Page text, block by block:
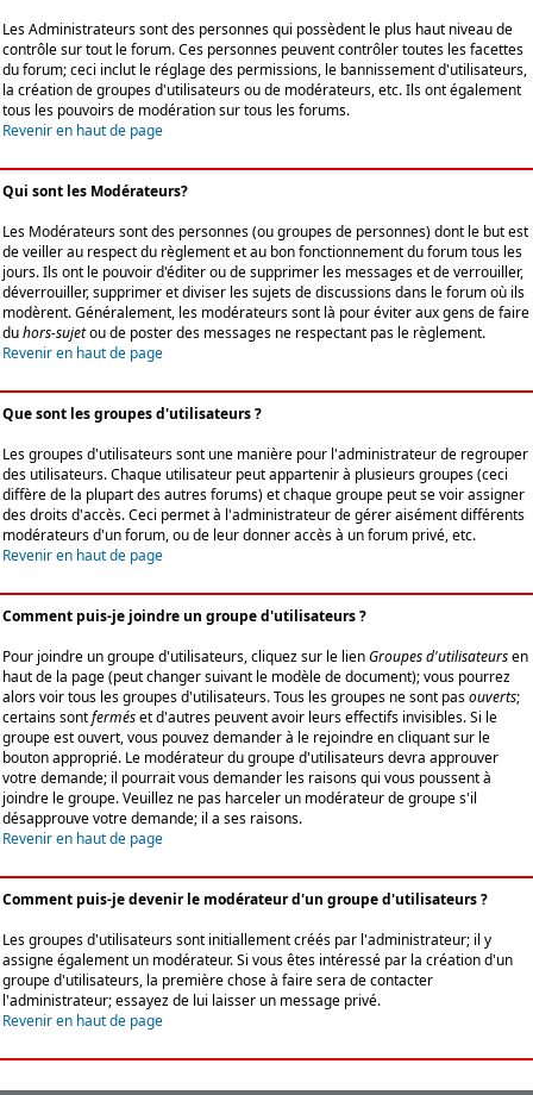
Les Administrateurs sont des personnes qui possèdent le plus haut niveau de
contrôle sur tout le forum. Ces personnes peuvent contrôler toutes les facettes
du forum; ceci inclut le réglage des permissions, le bannissement d'utilisateurs,
la création de groupes d'utilisateurs ou de modérateurs, etc. Ils ont également
tous les pouvoirs de modération sur tous les forums.
Revenir en haut de page
Qui sont les Modérateurs?
Les Modérateurs sont des personnes (ou groupes de personnes) dont le but est
de veiller au respect du règlement et au bon fonctionnement du forum tous les
jours. Ils ont le pouvoir d'éditer ou de supprimer les messages et de verrouiller,
déverrouiller, supprimer et diviser les sujets de discussions dans le forum où ils
modèrent. Généralement, les modérateurs sont là pour éviter aux gens de faire
duhors-sujetou de poster des messages ne respectant pas le règlement.
Revenir en haut de page
Que sont les groupes d'utilisateurs ?
Les groupes d'utilisateurs sont une manière pour l'administrateur de regrouper
des utilisateurs. Chaque utilisateur peut appartenir à plusieurs groupes (ceci
diffère de la plupart des autres forums) et chaque groupe peut se voir assigner
des droits d'accès. Ceci permet à l'administrateur de gérer aisément différents
modérateurs d'un forum, ou de leur donner accès à un forum privé, etc.
Revenir en haut de page
Comment puis-je joindre un groupe d'utilisateurs ?
Pour joindre un groupe d'utilisateurs, cliquez sur le lienGroupes d'utilisateursen
haut de la page (peut changer suivant le modèle de document); vous pourrez
alors voir tous les groupes d'utilisateurs. Tous les groupes ne sont pasouverts;
certains sontferméset d'autres peuvent avoir leurs effectifs invisibles. Si le
groupe est ouvert, vous pouvez demander à le rejoindre en cliquant sur le
bouton approprié. Le modérateur du groupe d'utilisateurs devra approuver
votre demande; il pourrait vous demander les raisons qui vous poussent à
joindre le groupe. Veuillez ne pas harceler un modérateur de groupe s'il
désapprouve votre demande; il a ses raisons.
Revenir en haut de page
Comment puis-je devenir le modérateur d'un groupe d'utilisateurs ?
Les groupes d'utilisateurs sont initiallement créés par l'administrateur; il y
assigne également un modérateur. Si vous êtes intéressé par la création d'un
groupe d'utilisateurs, la première chose à faire sera de contacter
l'administrateur; essayez de lui laisser un message privé.
Revenir en haut de page